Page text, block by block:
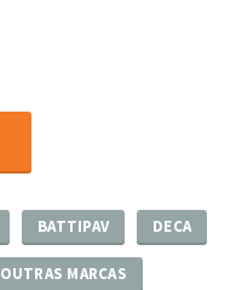
BATTIPAV DECA
OUTRAS MARCAS